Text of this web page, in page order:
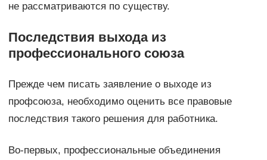
не рассматриваются по существу.
Последствия выхода из
профессионального союза
Прежде чем писать заявление о выходе из
профсоюза, необходимо оценить все правовые
последствия такого решения для работника.
Во-первых, профессиональные объединения